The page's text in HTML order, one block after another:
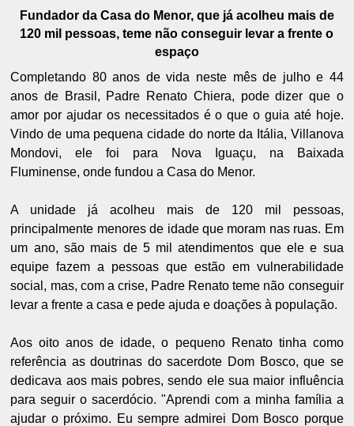
Fundador da Casa do Menor, que já acolheu mais de
120 mil pessoas,teme não conseguir levar a frente o
espaço
Completando 80 anos de vida neste mês de julho e 44
anos de Brasil, Padre Renato Chiera, pode dizer que o
amor por ajudar os necessitados é o que o guia até hoje.
Vindo de uma pequena cidade do norte da Itália, Villanova
Mondovi, ele foi para Nova Iguaçu, na Baixada
Fluminense, onde fundou a Casa do Menor.
A unidade já acolheu mais de 120 mil pessoas,
principalmente menores de idade que moram nas ruas. Em
um ano, são mais de 5 mil atendimentos que ele e sua
equipe fazem a pessoas que estão em vulnerabilidade
social, mas, com a crise, Padre Renato teme não conseguir
levar a frente a casa e pede ajuda e doações à população.
Aos oito anos de idade, o pequeno Renato tinha como
referência as doutrinas do sacerdote Dom Bosco, que se
dedicava aos mais pobres, sendo ele sua maior influência
para seguir o sacerdócio. "Aprendi com a minha família a
ajudar o próximo. Eu sempre admirei Dom Bosco porque